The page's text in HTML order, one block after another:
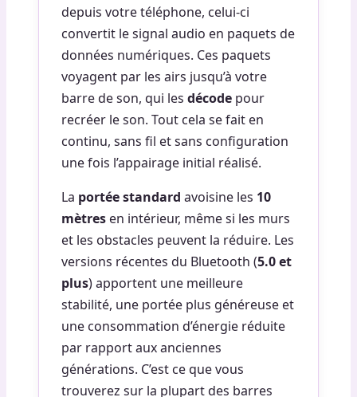
depuis votre téléphone, celui-ci
convertit le signal audio en paquets de
données numériques. Ces paquets
voyagent par les airs jusqu’à votre
barre de son, qui les décodepour
recréer le son. Tout cela se fait en
continu, sans fil et sans configuration
une fois l’appairage initial réalisé.
La portée standard avoisine les 10
mètresen intérieur, même si les murs
et les obstacles peuvent la réduire. Les
versions récentes du Bluetooth (5.0 et
plus) apportent une meilleure
stabilité, une portée plus généreuse et
une consommation d’énergie réduite
par rapport aux anciennes
générations. C’est ce que vous
trouverez sur la plupart des barres